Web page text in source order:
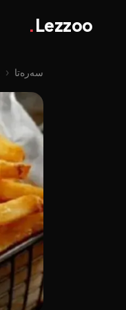
Lezzoo
.
سەرەتا ‹